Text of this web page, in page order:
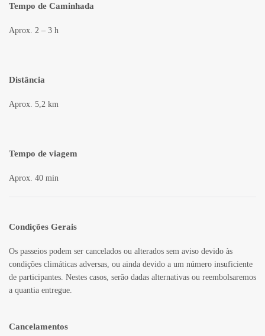
Tempo de Caminhada
Aprox. 2 – 3 h
Distância
Aprox. 5,2 km
Tempo de viagem
Aprox. 40 min
Condições Gerais
Os passeios podem ser cancelados ou alterados sem aviso devido às
condições climáticas adversas, ou ainda devido a um número insuficiente
de participantes. Nestes casos, serão dadas alternativas ou reembolsaremos
a quantia entregue.
Cancelamentos